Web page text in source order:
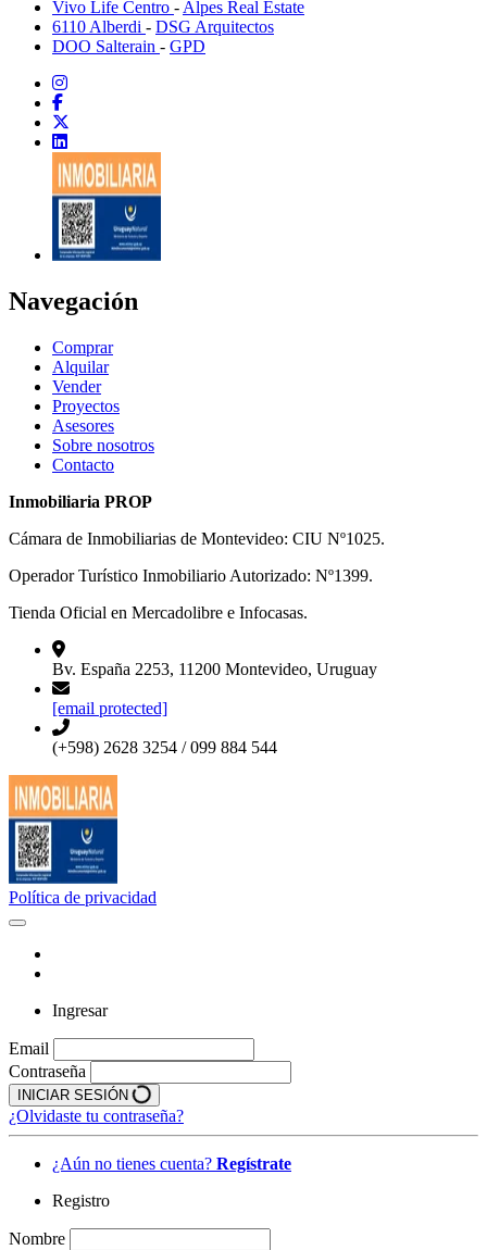
Vivo Life Centro - Alpes Real Estate
6110 Alberdi - DSG Arquitectos
DOO Salterain - GPD
Navegación
Comprar
Alquilar
Vender
Proyectos
Asesores
Sobre nosotros
Contacto
Inmobiliaria PROP
Cámara de Inmobiliarias de Montevideo: CIU Nº1025.
Operador Turístico Inmobiliario Autorizado: Nº1399.
Tienda Oficial en Mercadolibre e Infocasas.
Bv. España 2253, 11200 Montevideo, Uruguay
[email protected]
(+598) 2628 3254 / 099 884 544
Política de privacidad
Ingresar
Email
Contraseña
INICIAR SESIÓN
¿Olvidaste tu contraseña?
¿Aún no tienes cuenta? Regístrate
Registro
Nombre